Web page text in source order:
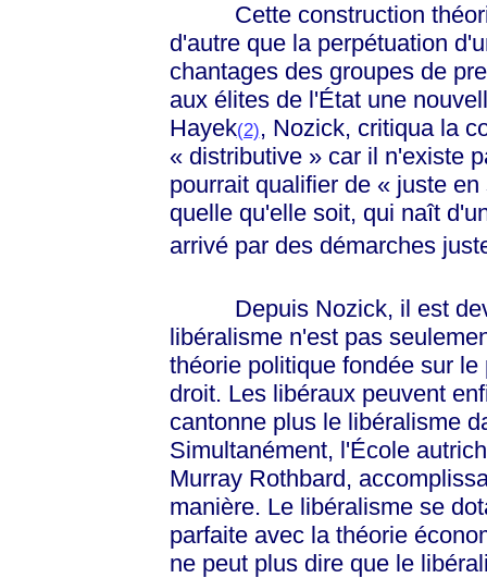
Cette construction
d'autre que la perpétuation
chantages des groupes de
aux élites de l'État une
Hayek(2), Nozick, critiqua la
« distributive »car il n'existe
pourrait qualifier de « juste en
quelle qu'elle soit, qui naît
arrivé par des démarches
Depuis Nozick, il est
libéralisme n'est pas
théorie politique fondée sur
droit. Les libéraux peuvent
cantonne plus le libéralisme
Simultanément, l'École
Murray Rothbard,
manière. Le libéralisme se
parfaite avec la théorie
ne peut plus dire que le